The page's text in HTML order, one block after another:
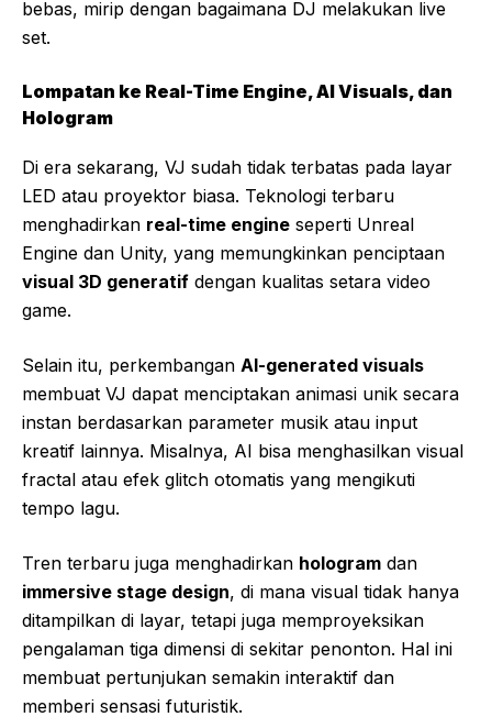
bebas, mirip dengan bagaimana DJ melakukan live
set.
Lompatan ke Real-Time Engine, AI Visuals, dan
Hologram
Di era sekarang, VJ sudah tidak terbatas pada layar
LED atau proyektor biasa. Teknologi terbaru
menghadirkan real-time engine seperti Unreal
Engine dan Unity, yang memungkinkan penciptaan
visual 3D generatif dengan kualitas setara video
game.
Selain itu, perkembangan AI-generated visuals
membuat VJ dapat menciptakan animasi unik secara
instan berdasarkan parameter musik atau input
kreatif lainnya. Misalnya, AI bisa menghasilkan visual
fractal atau efek glitch otomatis yang mengikuti
tempo lagu.
Tren terbaru juga menghadirkan hologram dan
immersive stage design, di mana visual tidak hanya
ditampilkan di layar, tetapi juga memproyeksikan
pengalaman tiga dimensi di sekitar penonton. Hal ini
membuat pertunjukan semakin interaktif dan
memberi sensasi futuristik.